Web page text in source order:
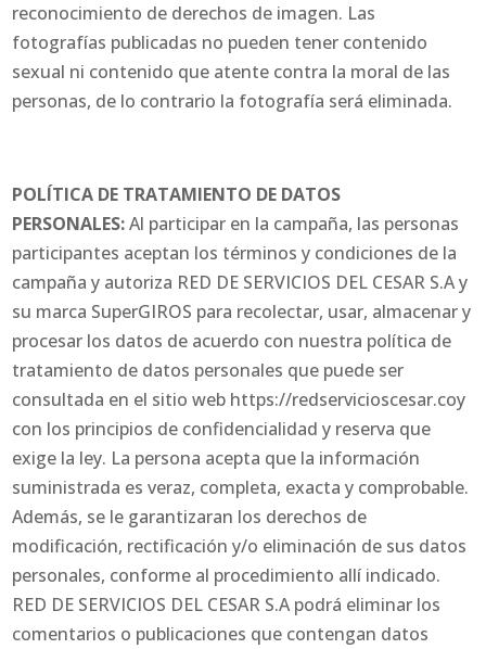
reconocimiento de derechos de imagen. Las
fotografías publicadas no pueden tener contenido
sexual ni contenido que atente contra la moral de las
personas, de lo contrario la fotografía será eliminada.
POLÍTICA DE TRATAMIENTO DE DATOS
PERSONALES:Al participar en la campaña, las personas
participantes aceptan los términos y condiciones de la
campaña y autoriza RED DE SERVICIOS DEL CESAR S.A y
su marca SuperGIROS para recolectar, usar, almacenar y
procesar los datos de acuerdo con nuestra política de
tratamiento de datos personales que puede ser
consultada en el sitio web https://redservicioscesar.coy
con los principios de confidencialidad y reserva que
exige la ley. La persona acepta que la información
suministrada es veraz, completa, exacta y comprobable.
Además, se le garantizaran los derechos de
modificación, rectificación y/o eliminación de sus datos
personales, conforme al procedimiento allí indicado.
RED DE SERVICIOS DEL CESAR S.A podrá eliminar los
comentarios o publicaciones que contengan datos